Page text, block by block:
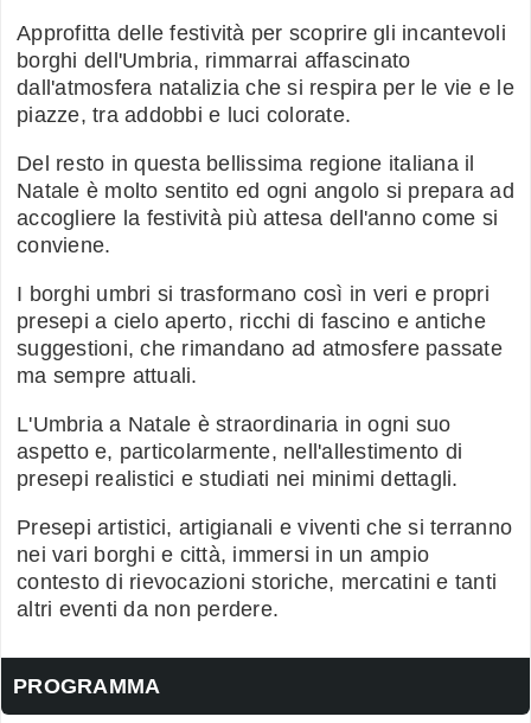
Approfitta delle festività per scoprire gli incantevoli
borghi dell'Umbria, rimmarrai affascinato
dall'atmosfera natalizia che si respira per le vie e le
piazze, tra addobbi e luci colorate.
Del resto in questa bellissima regione italiana il
Natale è molto sentito ed ogni angolo si prepara ad
accogliere la festività più attesa dell'anno come si
conviene.
I borghi umbri si trasformano così in veri e propri
presepi a cielo aperto, ricchi di fascino e antiche
suggestioni, che rimandano ad atmosfere passate
ma sempre attuali.
L'Umbria a Natale è straordinaria in ogni suo
aspetto e, particolarmente, nell'allestimento di
presepi realistici e studiati nei minimi dettagli.
Presepi artistici, artigianali e viventi che si terranno
nei vari borghi e città, immersi in un ampio
contesto di rievocazioni storiche, mercatini e tanti
altri eventi da non perdere.
PROGRAMMA